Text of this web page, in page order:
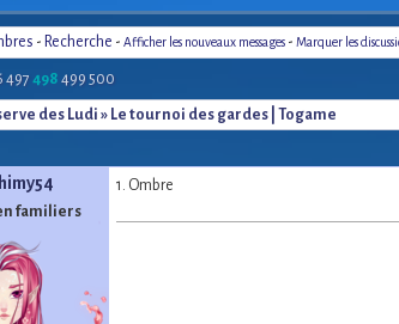
- Recherche - Afficher les nouveaux messages - Marquer les
497 498 499 500
des Ludi » Le tournoi des gardes | Togame
familiers
1. Ombre